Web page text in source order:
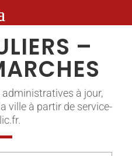
–
à jour,
ville à partir de service-